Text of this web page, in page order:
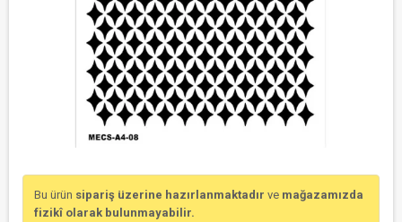
Bu ürün sipariş üzerine hazırlanmaktadır ve mağazamızda
fizikî olarak bulunmayabilir.